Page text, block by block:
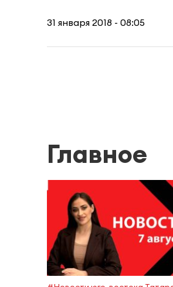
31 января 2018 - 08:05
Главное